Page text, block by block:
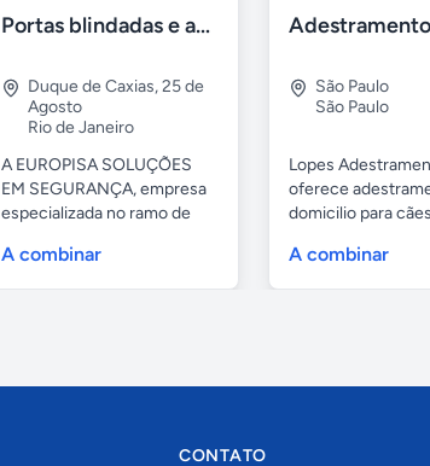
Portas blindadas e anti-arrombamento Europisa
Duque de Caxias,25 de
Agosto
Rio de Janeiro
A EUROPISA SOLUÇÕES
EM SEGURANÇA, empresa
especializada no ramo de
A combinar
São Paulo
São Paulo
Lopes
oferece
domicilio para
A combinar
CONTATO